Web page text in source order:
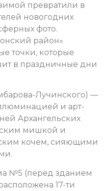
превратили в
новогодних
фото.
район»
точки, которые
в праздничные дни
Лучинского) —
и арт-
Архангельских
мишкой и
кочем, сияющими
№5 (перед зданием
17-ти